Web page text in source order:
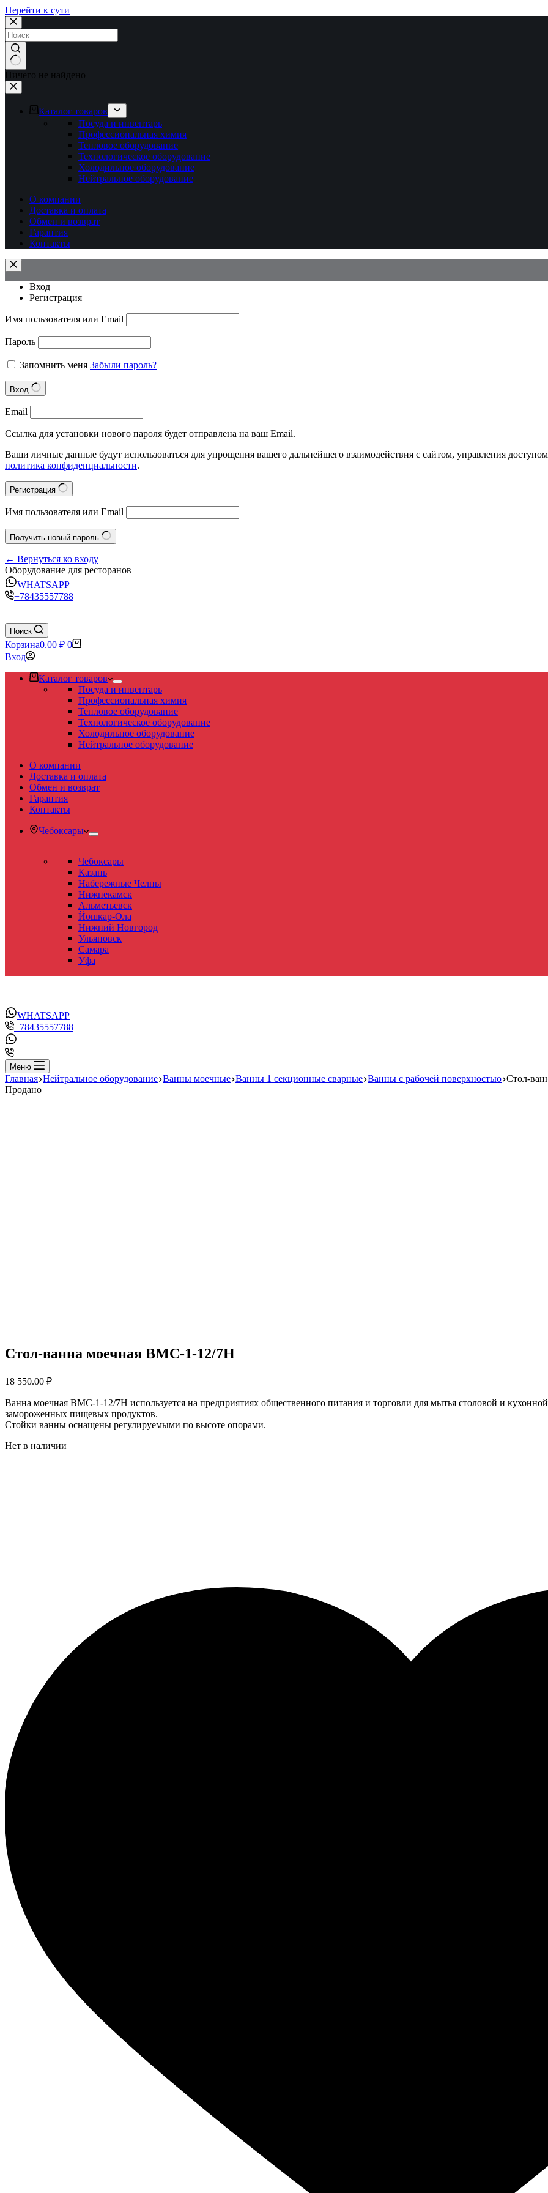
Перейти к сути
Ничего не найдено
Каталог товаров
Посуда и инвентарь
Профессиональная химия
Тепловое оборудование
Технологическое оборудование
Холодильное оборудование
Нейтральное оборудование
О компании
Доставка и оплата
Обмен и возврат
Гарантия
Контакты
Вход
Регистрация
Имя пользователя или Email
Пароль
Запомнить меня Забыли пароль?
Вход
Email
Ссылка для установки нового пароля будет отправлена на ваш Email.
Ваши личные данные будут использоваться для упрощения вашего дальнейшего взаимодействия с сайтом, управления
политика конфиденциальности.
Регистрация
Имя пользователя или Email
Получить новый пароль
← Вернуться ко входу
Оборудование для ресторанов
WHATSAPP
+78435557788
Поиск
Корзина0.00 ₽ 0
Вход
Каталог товаров
Посуда и инвентарь
Профессиональная химия
Тепловое оборудование
Технологическое оборудование
Холодильное оборудование
Нейтральное оборудование
О компании
Доставка и оплата
Обмен и возврат
Гарантия
Контакты
Чебоксары
Чебоксары
Казань
Набережные Челны
Нижнекамск
Альметьевск
Йошкар-Ола
Нижний Новгород
Ульяновск
Самара
Уфа
WHATSAPP
+78435557788
Меню
Главная Нейтральное оборудование Ванны моечные Ванны 1 секционные сварные Ванны с рабочей поверхностью Стол-
Продано
Стол-ванна моечная ВМС-1-12/7Н
18 550.00 ₽
Ванна моечная ВМС-1-12/7Н используется на предприятиях общественного питания и торговли для мытья столовой и
замороженных пищевых продуктов.
Стойки ванны оснащены регулируемыми по высоте опорами.
Нет в наличии